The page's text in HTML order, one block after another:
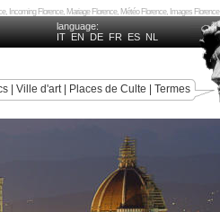
Incoming Florence, Mariage Florence, Météo Florence, Images Florence
language:
IT EN DE FR ES NL
Ville d'art| Places de Culte Termes